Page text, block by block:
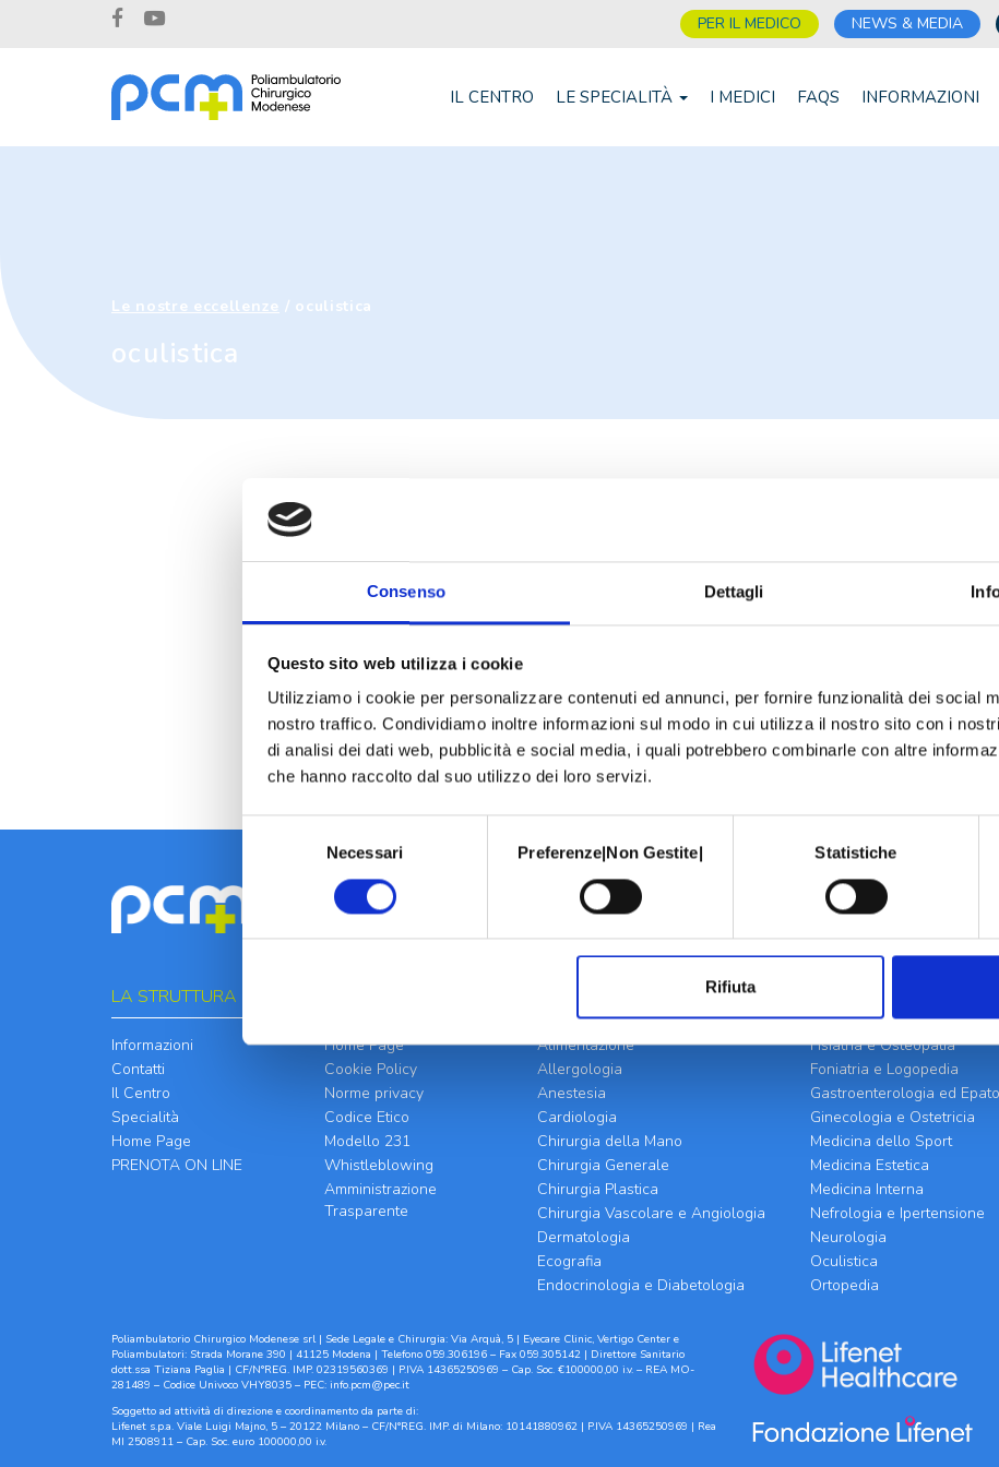
Consenso Dettagli
Questo sito web utilizza i cookie
Utilizziamo i cookie per personalizzare contenuti ed annunci, per fornire funzionalità dei social
nostro traffico. Condividiamo inoltre informazioni sul modo in cui utilizza il nostro sito con i
di analisi dei dati web, pubblicità e social media, i quali potrebbero combinarle con altre
che hanno raccolto dal suo utilizzo dei loro servizi.
Selezione
Necessari Preferenze|Non Gestite| Statistiche
Rifiuta
PER IL MEDICO NEWS & MEDIA
IL CENTRO LE SPECIALITÀ I MEDICI FAQS INFORMAZIONI
Le nostre eccellenze / oculistica
oculistica
LA STRUTTURA
Informazioni
Contatti
Il Centro
Specialità
Home Page
PRENOTA ON LINE
Home Page
Cookie Policy
Norme privacy
Codice Etico
Modello 231
Whistleblowing
Amministrazione
Trasparente
BRANCHE SPECIALISTICHE
Alimentazione
Allergologia
Anestesia
Cardiologia
Chirurgia della Mano
Chirurgia Generale
Chirurgia Plastica
Chirurgia Vascolare e Angiologia
Dermatologia
Ecografia
Endocrinologia e Diabetologia
Fisiatria e Osteopatia
Foniatria e Logopedia
Gastroenterologia ed
Ginecologia e Ostetricia
Medicina dello Sport
Medicina Estetica
Medicina Interna
Nefrologia e Ipertensione
Neurologia
Oculistica
Ortopedia
Poliambulatorio Chirurgico Modenese srl | Sede Legale e Chirurgia: Via Arquà, 5 | Eyecare Clinic, Vertigo Center e
Poliambulatori: Strada Morane 390 | 41125 Modena | Telefono 059.306196 – Fax 059.305142 | Direttore Sanitario
dott.ssa Tiziana Paglia | CF/N°REG. IMP. 02319560369 | P.IVA 14365250969 – Cap. Soc. €100000,00 i.v. – REA MO-
281489 – Codice Univoco VHY8035 – PEC: info.pcm@pec.it
Soggetto ad attività di direzione e coordinamento da parte di:
Lifenet s.p.a. Viale Luigi Majno, 5 – 20122 Milano – CF/N°REG. IMP. di Milano: 10141880962 | P.IVA 14365250969 | Rea
MI 2508911 – Cap. Soc. euro 100000,00 i.v.